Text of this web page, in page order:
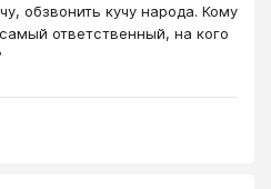
обзвонить кучу народа. Кому
ответственный, на кого